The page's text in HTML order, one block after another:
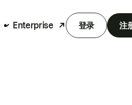
Enterprise 登录 注